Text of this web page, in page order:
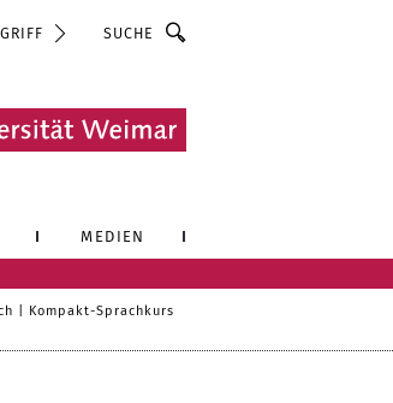
Suche
MEDIEN
| Kompakt-Sprachkurs